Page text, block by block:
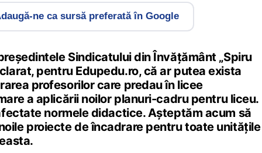
ne ca sursă preferată în Google
Sindicatului din Învățământ „Spiru
pentru Edupedu.ro, că ar putea exista
profesorilor care predau în licee
a aplicării noilor planuri-cadru pentru liceu.
normele didactice. Așteptăm acum să
proiecte de încadrare pentru toate unitățile